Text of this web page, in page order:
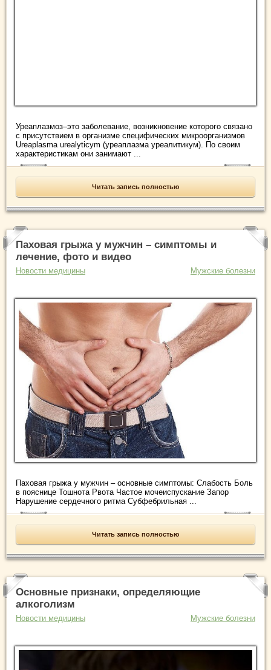
Уреаплазмоз–это заболевание, возникновение которого связано
с присутствием в организме специфических микроорганизмов
Ureaplasma urealyticym (уреаплазма уреалитикум). По своим
характеристикам они занимают ...
Читать запись полностью
Паховая грыжа у мужчин – симптомы и
лечение, фото и видео
Новости медицины Мужские болезни
Паховая грыжа у мужчин – основные симптомы: Слабость Боль
в пояснице Тошнота Рвота Частое мочеиспускание Запор
Нарушение сердечного ритма Субфебрильная ...
Читать запись полностью
Основные признаки, определяющие
алкоголизм
Новости медицины Мужские болезни